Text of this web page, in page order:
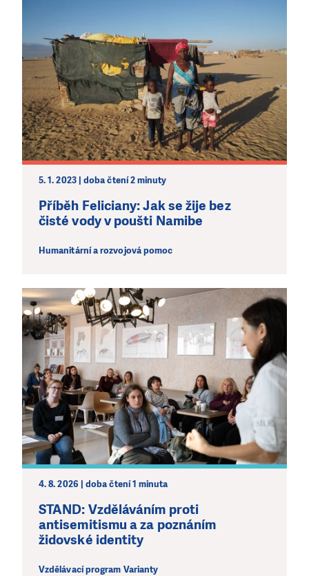
5. 1. 2023 | doba čtení 2 minuty
Příběh Feliciany: Jak se žije bez
čisté vody v poušti Namibe
Humanitární a rozvojová pomoc
4. 8. 2026 | doba čtení 1 minuta
STAND: Vzděláváním proti
antisemitismu a za poznáním
židovské identity
Vzdělávací program Varianty